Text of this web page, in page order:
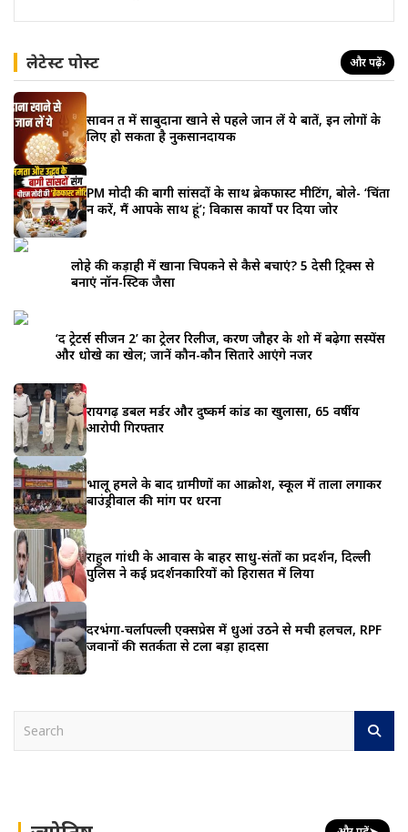
लेटेस्ट पोस्ट और पढ़ें›
सावन व्रत में साबुदाना खाने से पहले जान लें ये बातें, इन लोगों के
लिए हो सकता है नुकसानदायक
PM मोदी की बागी सांसदों के साथ ब्रेकफास्ट मीटिंग, बोले- ‘चिंता
न करें, मैं आपके साथ हूं’; विकास कार्यों पर दिया जोर
लोहे की कड़ाही में खाना चिपकने से कैसे बचाएं? 5 देसी ट्रिक्स से
बनाएं नॉन-स्टिक जैसा
‘द ट्रेटर्स सीजन 2’ का ट्रेलर रिलीज, करण जौहर के शो में बढ़ेगा सस्पेंस
और धोखे का खेल; जानें कौन-कौन सितारे आएंगे नजर
रायगढ़ डबल मर्डर और दुष्कर्म कांड का खुलासा, 65 वर्षीय
आरोपी गिरफ्तार
भालू हमले के बाद ग्रामीणों का आक्रोश, स्कूल में ताला लगाकर
बाउंड्रीवाल की मांग पर धरना
राहुल गांधी के आवास के बाहर साधु-संतों का प्रदर्शन, दिल्ली
पुलिस ने कई प्रदर्शनकारियों को हिरासत में लिया
दरभंगा-चर्लापल्ली एक्सप्रेस में धुआं उठने से मची हलचल, RPF
जवानों की सतर्कता से टला बड़ा हादसा
h